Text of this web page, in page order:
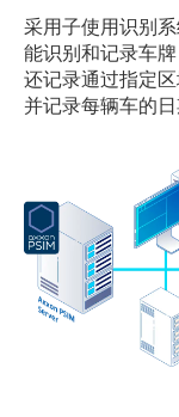
采用子使用识别
能识别和记录车
还记录通过指定
并记录每辆车的日